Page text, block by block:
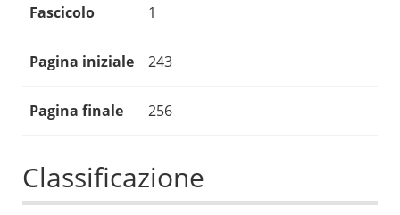
Fascicolo 1
Pagina iniziale 243
Pagina finale 256
Classificazione